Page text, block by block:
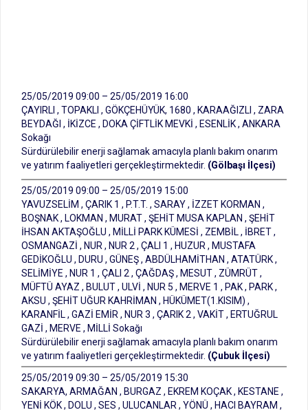
25/05/2019 09:00 – 25/05/2019 16:00
ÇAYIRLI , TOPAKLI , GÖKÇEHÜYÜK, 1680 , KARAAĞIZLI , ZARA
BEYDAĞI , İKİZCE , DOKA ÇİFTLİK MEVKİ , ESENLİK , ANKARA
Sokağı
Sürdürülebilir enerji sağlamak amacıyla planlı bakım onarım
ve yatırım faaliyetleri gerçekleştirmektedir. (Gölbaşı İlçesi)
25/05/2019 09:00 – 25/05/2019 15:00
YAVUZSELİM , ÇARIK 1 , P.T.T. , SARAY , İZZET KORMAN ,
BOŞNAK , LOKMAN , MURAT , ŞEHİT MUSA KAPLAN , ŞEHİT
İHSAN AKTAŞOĞLU , MİLLİ PARK KÜMESİ , ZEMBİL , İBRET ,
OSMANGAZİ , NUR , NUR 2 , ÇALI 1 , HUZUR , MUSTAFA
GEDİKOĞLU , DURU , GÜNEŞ , ABDÜLHAMİTHAN , ATATÜRK ,
SELİMİYE , NUR 1 , ÇALI 2 , ÇAĞDAŞ , MESUT , ZÜMRÜT ,
MÜFTÜ AYAZ , BULUT , ULVİ , NUR 5 , MERVE 1 , PAK , PARK ,
AKSU , ŞEHİT UĞUR KAHRİMAN , HÜKÜMET(1.KISIM) ,
KARANFİL , GAZİ EMİR , NUR 3 , ÇARIK 2 , VAKİT , ERTUĞRUL
GAZİ , MERVE , MİLLİ Sokağı
Sürdürülebilir enerji sağlamak amacıyla planlı bakım onarım
ve yatırım faaliyetleri gerçekleştirmektedir. (Çubuk İlçesi)
25/05/2019 09:30 – 25/05/2019 15:30
SAKARYA, ARMAĞAN , BURGAZ , EKREM KOÇAK , KESTANE ,
YENİ KÖK , DOLU , SES , ULUCANLAR , YÖNÜ , HACI BAYRAM ,